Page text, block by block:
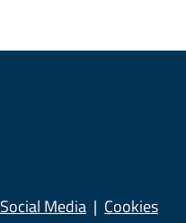
Social Media Cookies